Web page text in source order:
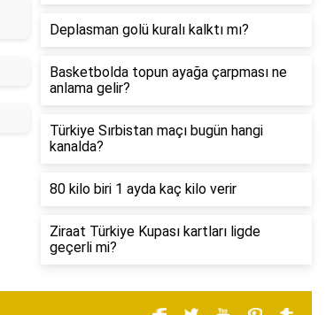
Deplasman golü kuralı kalktı mı?
Basketbolda topun ayağa çarpması ne
anlama gelir?
Türkiye Sırbistan maçı bugün hangi
kanalda?
80 kilo biri 1 ayda kaç kilo verir
Ziraat Türkiye Kupası kartları ligde
geçerli mi?